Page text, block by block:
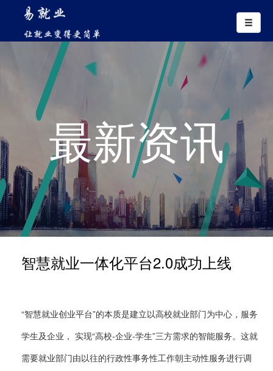
智慧就业一体化平台2.0成功上线
“智慧就业创业平台”的本质是建立以高校就业部门为中心，服务
学生及企业， 实现“高校-企业-学生”三方需求的智能服务。这就
需要就业部门由以往的行政性事务性工作朝主动性服务进行调